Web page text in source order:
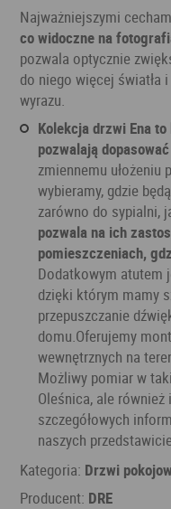
Najważniejszymi
co widoczne na
pozwala optycznie
do niego więcej światła
wyrazu.
Kolekcja drzwi Ena to kilka różnych modeli, które
pozwalają
zmiennemu ułożeniu
wybieramy, gdzie
zarówno do sypialni,
pozwala na ich
pomieszczeniach,
Dodatkowym atutem
dzięki którym mamy
przepuszczanie
domu.Oferujemy
wewnętrznych na
Możliwy pomiar w
Oleśnica, ale
szczegółowych
naszych
Kategoria: Drzwi
Producent: DRE